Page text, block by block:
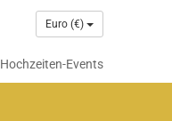
Euro (€)
Hochzeiten-Events